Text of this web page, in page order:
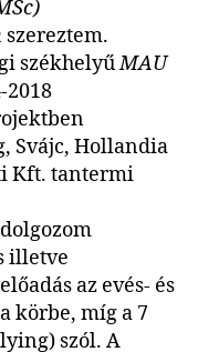
szereztem.
székhelyűMAU
2018
Svájc, Hollandia
Kft. tantermi
illetve
az evés- és
körbe, míg a 7
szól. A